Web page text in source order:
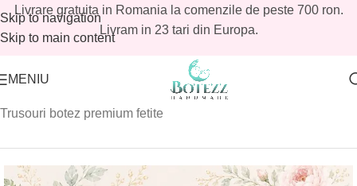
Skip to navigation
Skip to main content
Livrare gratuita in Romania la comenzile de peste 700 ron.
Livram in 23 tari din Europa.
MENIU
Trusouri botez fetite
Trusouri botez premium fetite